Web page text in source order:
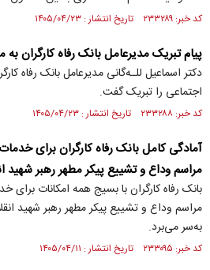
کد خبر: ۲۳۳۲۸۹ تاریخ انتشار : ۱۴۰۵/۰۴/۲۳
پیام تبریک مدیرعامل بانک رفاه کارگران
دکتر اسماعیل للـه‌گانی مدیرعامل بانک رفاه
اجتماعی را تبریک گفت.
کد خبر: ۲۳۳۲۸۸ تاریخ انتشار : ۱۴۰۵/۰۴/۲۳
آمادگی کامل بانک رفاه کارگران برای
مراسم وداع و تشییع پیکر مطهر رهبر شهید
بانک رفاه کارگران با بسیج همه امکانات
مراسم وداع و تشییع پیکر مطهر رهبر شهید
به‌سر می‌برد.
کد خبر: ۲۳۳۰۹۵ تاریخ انتشار : ۱۴۰۵/۰۴/۱۱